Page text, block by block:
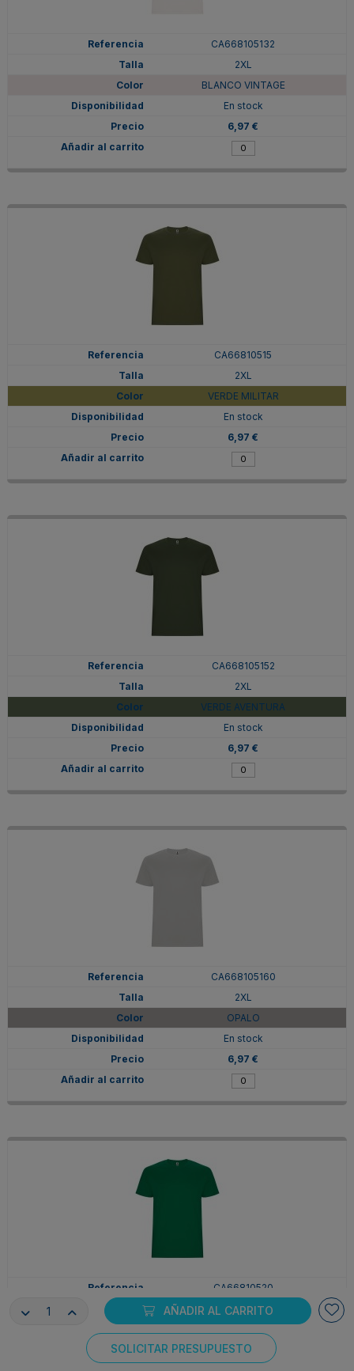
AÑADIR AL CARRITO
SOLICITAR PRESUPUESTO
CA668105132
2XL
BLANCO VINTAGE
En stock
6,97 €
CA66810515
2XL
VERDE MILITAR
En stock
6,97 €
CA668105152
2XL
VERDE AVENTURA
En stock
6,97 €
CA668105160
2XL
OPALO
En stock
6,97 €
CA66810520
2XL
En stock
Consentimiento de cookies